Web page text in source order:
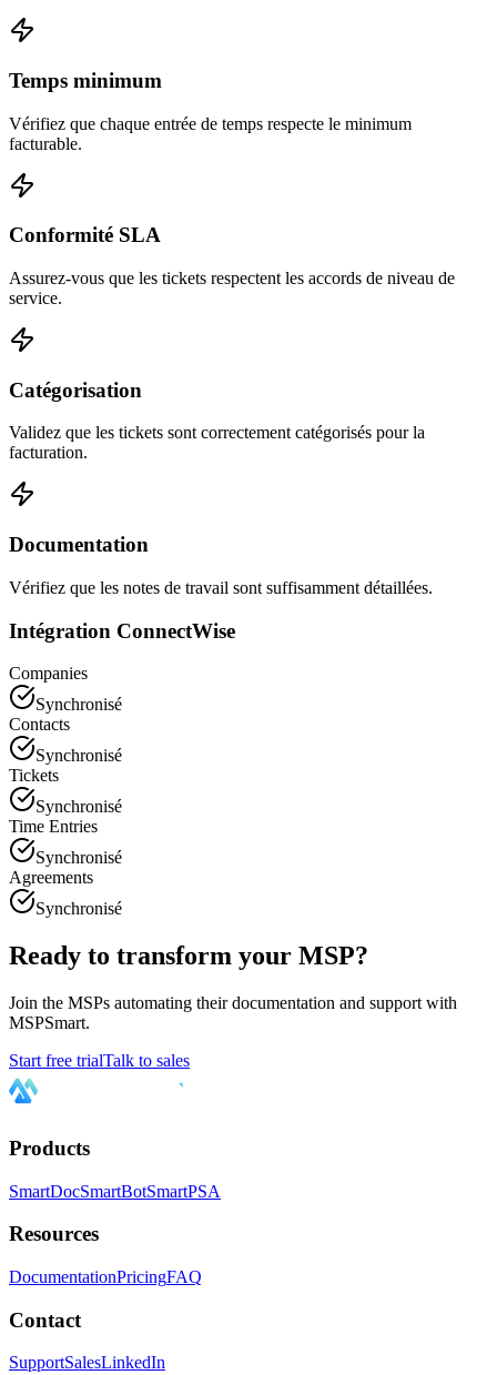
Temps minimum
Vérifiez que chaque entrée de temps respecte le minimum
facturable.
Conformité SLA
Assurez-vous que les tickets respectent les accords de niveau de
service.
Catégorisation
Validez que les tickets sont correctement catégorisés pour la
facturation.
Documentation
Vérifiez que les notes de travail sont suffisamment détaillées.
Intégration ConnectWise
Companies
Synchronisé
Contacts
Synchronisé
Tickets
Synchronisé
Time Entries
Synchronisé
Agreements
Synchronisé
Ready to transform your MSP?
Join the MSPs automating their documentation and support with
MSPSmart.
Start free trialTalk to sales
Products
SmartDocSmartBotSmartPSA
Resources
DocumentationPricingFAQ
Contact
SupportSalesLinkedIn